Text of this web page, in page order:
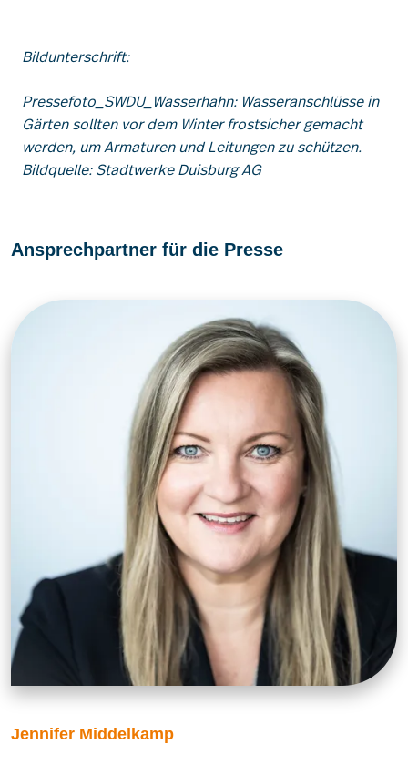
Bildunterschrift:
Pressefoto_SWDU_Wasserhahn: Wasseranschlüsse in
Gärten sollten vor dem Winter frostsicher gemacht
werden, um Armaturen und Leitungen zu schützen.
Bildquelle: Stadtwerke Duisburg AG
Ansprechpartner für die Presse
Jennifer Middelkamp